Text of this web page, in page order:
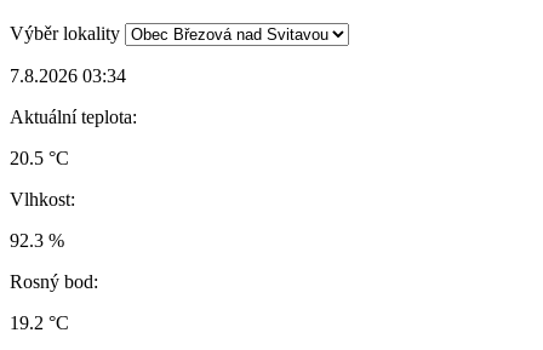
Výběr lokality
7.8.2026 03:34
Aktuální teplota:
20.5 °C
Vlhkost:
92.3 %
Rosný bod:
19.2 °C